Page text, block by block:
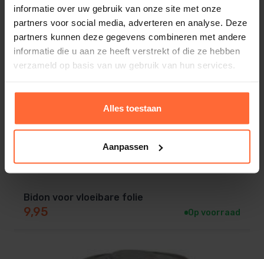
informatie over uw gebruik van onze site met onze
partners voor social media, adverteren en analyse. Deze
partners kunnen deze gegevens combineren met andere
informatie die u aan ze heeft verstrekt of die ze hebben
verzameld op basis van uw gebruik van hun services.
Alles toestaan
Aanpassen
Bidon voor vloeibare folie
9,95 Op voorraad